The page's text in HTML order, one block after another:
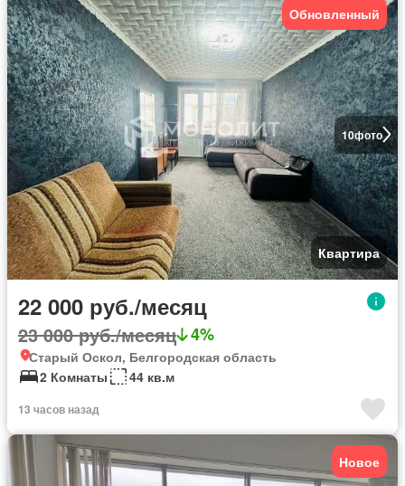
10фото
Обновленный
Квартира
22 000 руб./месяц
23 000 руб./месяц 4%
Старый Оскол, Белгородская область
2 Комнаты
44 кв.м
13 часов назад
Новое